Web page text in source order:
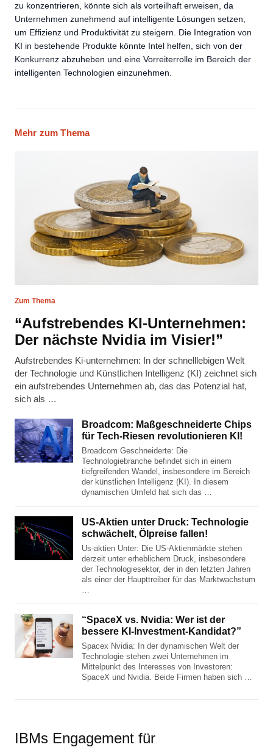
zu konzentrieren, könnte sich als vorteilhaft erweisen, da
Unternehmen zunehmend auf intelligente Lösungen setzen,
um Effizienz und Produktivität zu steigern. Die Integration von
KI in bestehende Produkte könnte Intel helfen, sich von der
Konkurrenz abzuheben und eine Vorreiterrolle im Bereich der
intelligenten Technologien einzunehmen.
Mehr zum Thema
Zum Thema
“Aufstrebendes KI-Unternehmen:
Der nächste Nvidia im Visier!”
Aufstrebendes Ki-unternehmen: In der schnelllebigen Welt
der Technologie und Künstlichen Intelligenz (KI) zeichnet sich
ein aufstrebendes Unternehmen ab, das das Potenzial hat,
sich als …
Broadcom: Maßgeschneiderte Chips
für Tech-Riesen revolutionieren KI!
Broadcom Geschneiderte: Die
Technologiebranche befindet sich in einem
tiefgreifenden Wandel, insbesondere im Bereich
der künstlichen Intelligenz (KI). In diesem
dynamischen Umfeld hat sich das …
US-Aktien unter Druck: Technologie
schwächelt, Ölpreise fallen!
Us-aktien Unter: Die US-Aktienmärkte stehen
derzeit unter erheblichem Druck, insbesondere
der Technologiesektor, der in den letzten Jahren
als einer der Haupttreiber für das Marktwachstum
…
“SpaceX vs. Nvidia: Wer ist der
bessere KI-Investment-Kandidat?”
Spacex Nvidia: In der dynamischen Welt der
Technologie stehen zwei Unternehmen im
Mittelpunkt des Interesses von Investoren:
SpaceX und Nvidia. Beide Firmen haben sich …
IBMs Engagement für